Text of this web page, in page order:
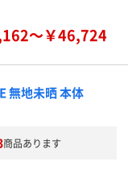
～￥46,724
無地未晒 本体
商品あります